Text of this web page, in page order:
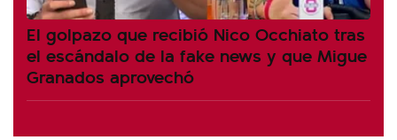
El golpazo que recibió Nico Occhiato tras
el escándalo de la fake news y que Migue
Granados aprovechó